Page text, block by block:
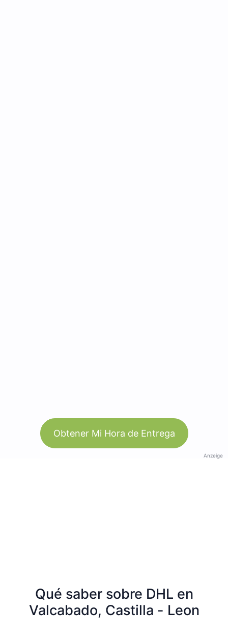
Obtener Mi Hora de Entrega
Anzeige
Qué saber sobre DHL en
Valcabado, Castilla - Leon